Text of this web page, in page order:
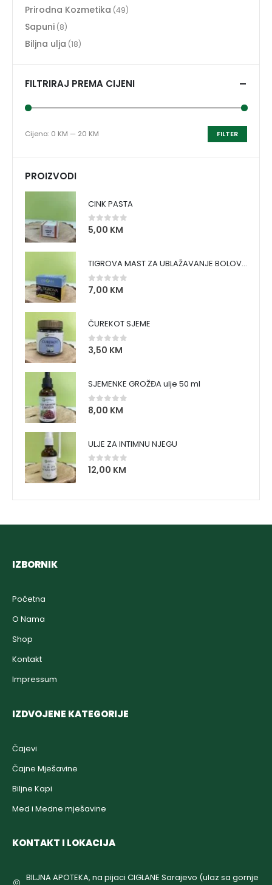
Prirodna Kozmetika (49)
Sapuni (8)
Biljna ulja (18)
FILTRIRAJ PREMA CIJENI
FILTER
Cijena: 0 KM — 20 KM
PROIZVODI
CINK PASTA
0 out of 5
5,00 KM
TIGROVA MAST ZA UBLAŽAVANJE BOLOVA I ZAGRIJAVANJE MIŠIĆA
0 out of 5
7,00 KM
ČUREKOT SJEME
0 out of 5
3,50 KM
SJEMENKE GROŽĐA ulje 50 ml
0 out of 5
8,00 KM
ULJE ZA INTIMNU NJEGU
0out of 5
12,00 KM
IZBORNIK
Početna
O Nama
Shop
Kontakt
Impressum
IZDVOJENE KATEGORIJE
Čajevi
Čajne Mješavine
Biljne Kapi
Med i Medne mješavine
KONTAKT I LOKACIJA
BILJNA APOTEKA, na pijaci CIGLANE Sarajevo (ulaz sa gornje